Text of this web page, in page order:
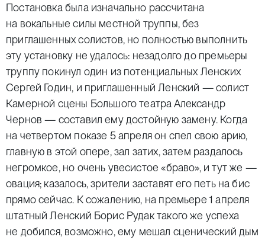
Постановка была изначально рассчитана
на вокальные силы местной труппы, без
приглашенных солистов, но полностью выполнить
эту установку не удалось: незадолго до премьеры
труппу покинул один из потенциальных Ленских
Сергей Годин, и приглашенный Ленский — солист
Камерной сцены Большого театра Александр
Чернов — составил ему достойную замену. Когда
на четвертом показе 5 апреля он спел свою арию,
главную в этой опере, зал затих, затем раздалось
негромкое, но очень увесистое «браво», и тут же —
овация; казалось, зрители заставят его петь на бис
прямо сейчас. К сожалению, на премьере 1 апреля
штатный Ленский Борис Рудак такого же успеха
не добился, возможно, ему мешал сценический дым